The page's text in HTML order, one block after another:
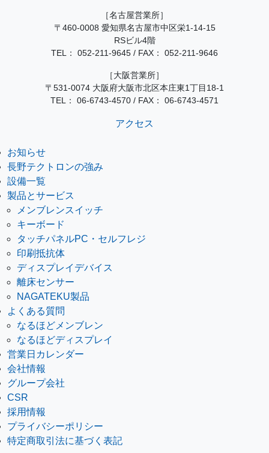
［名古屋営業所］
〒460-0008 愛知県名古屋市中区栄1-14-15
RSビル4階
TEL： 052-211-9645 / FAX： 052-211-9646
［大阪営業所］
〒531-0074 大阪府大阪市北区本庄東1丁目18-1
TEL： 06-6743-4570 / FAX： 06-6743-4571
アクセス
お知らせ
長野テクトロンの強み
設備一覧
製品とサービス
メンブレンスイッチ
キーボード
タッチパネルPC・セルフレジ
印刷抵抗体
ディスプレイデバイス
離床センサー
NAGATEKU製品
よくある質問
なるほどメンブレン
なるほどディスプレイ
営業日カレンダー
会社情報
グループ会社
CSR
採用情報
プライバシーポリシー
特定商取引法に基づく表記